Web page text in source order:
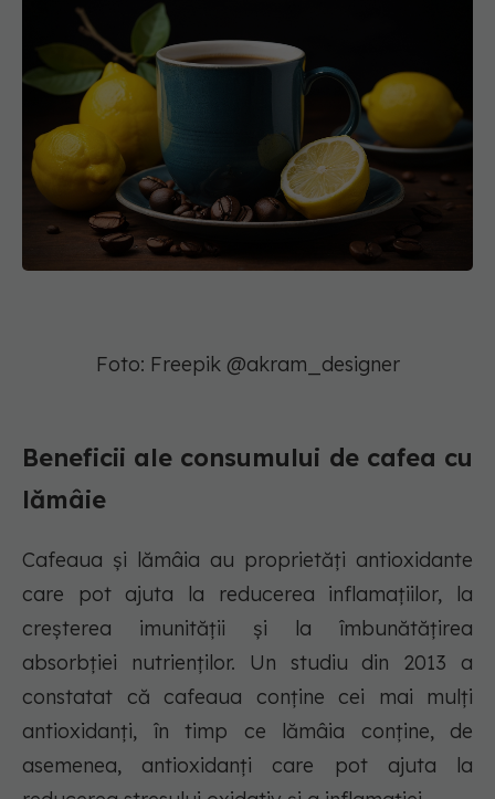
Foto: Freepik @akram_designer
Beneficii ale consumului de cafea cu
lămâie
Cafeaua și lămâia au proprietăți antioxidante
care pot ajuta la reducerea inflamațiilor, la
creșterea imunității și la îmbunătățirea
absorbției nutrienților. Un studiu din 2013 a
constatat că cafeaua conține cei mai mulți
antioxidanți, în timp ce lămâia conține, de
asemenea, antioxidanți care pot ajuta la